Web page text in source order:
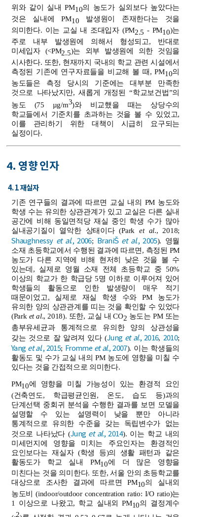
위와 같이 실내 PM10의 농도가 실외보다 높았다는
것은 실내에 PM10 발생원이 존재한다는 것을
의미한다. 이는 교실 내 조대입자 (PM2.5 - PM10)는
주로 내부 발생원에 의해서 형성되고, 반대로
미세입자 (<PM2.5)는 외부 발생원에 의한 것임을
시사한다. 또한, 현재까지 국내의 학교 관련 시설에서
측정된 기존에 연구자료들을 비교해 볼 때, PM10의
농도들은 측정 당시의 기준에는 대부분 만족한
것으로 나타났지만, 새롭게 개정된 “학교보건법”의
농도 (75 µg/m3)와 비교했을 때는 상당수의
학교들에서 기준치를 초과하는 것을 볼 수 있었고,
이를 관리하기 위한 대책이 시급히 요구되는
실정이다.
4. 영향 인자
4. 1 재실자
기존 연구들의 결과에 따르면 교실 내의 PM 농도와
학생 수는 유의한 상관관계가 있고 교실은 다른 실내
공간에 비해 동일면적당 재실 중인 학생 수가 많아
실내공기질이 열악한 상태이다 (Parket al., 2018;
Shaughnessy et al., 2006; BraniŠ et al., 2005). 영월
소재 초등학교에서 수행된 결과에 따르면, 측정된 PM
농도가 다른 지역에 비해 현저히 낮은 것을 볼 수
있는데, 실제로 영월 소재 전체 초등학교 중 50%
이상의 학교가 한 학급당 5명 이하로 이루어져 있어
학생들의 활동으로 인한 발생량이 매우 적기
때문이었고, 실제로 재실 학생 수와 PM 농도가
유의한 양의 상관관계를 띠는 것을 확인할 수 있었다
(Park et al., 2018). 또한, 교실 내 CO2 농도는 PM 또는
총부유세균과 통계적으로 유의한 양의 상관성을
갖는 것으로 잘 알려져 있다 (Jung et al., 2016, 2010;
Yang et al., 2015; Fromme et al., 2007). 이는 학생들의
활동도 및 수가 교실 내의 PM 농도에 영향을 미칠 수
있다는 것을 간접적으로 의미한다.
PM10에 영향을 미칠 가능성이 있는 환경적 요인
(건축연도, 학급평균인원, 온도, 습도 등)과의
단계선택 중회귀 분석을 수행한 결과를 보면 모델을
설명할 수 있는 설명력이 낮을 뿐만 아니라
통계적으로 유의한 수준을 갖는 독립변수가 없는
것으로 나타났다 (Jung et al., 2014). 이는 학교 내의
미세먼지에 영향을 미치는 주요인자는 환경적인
요인보다는 재실자 (학생 등)의 생활 패턴과 같은
활동도가 학교 실내 PM10에 더 많은 영향을
미친다는 것을 의미한다. 또한, 서울 안의 초등학교를
대상으로 조사한 결과에 따르면 PM10의 실내외
농도비 (indoor/outdoor concentration ratio: I/O ratio)는
1 이상으로 나왔고, 학교 실내외 PM10의 결정계수
2